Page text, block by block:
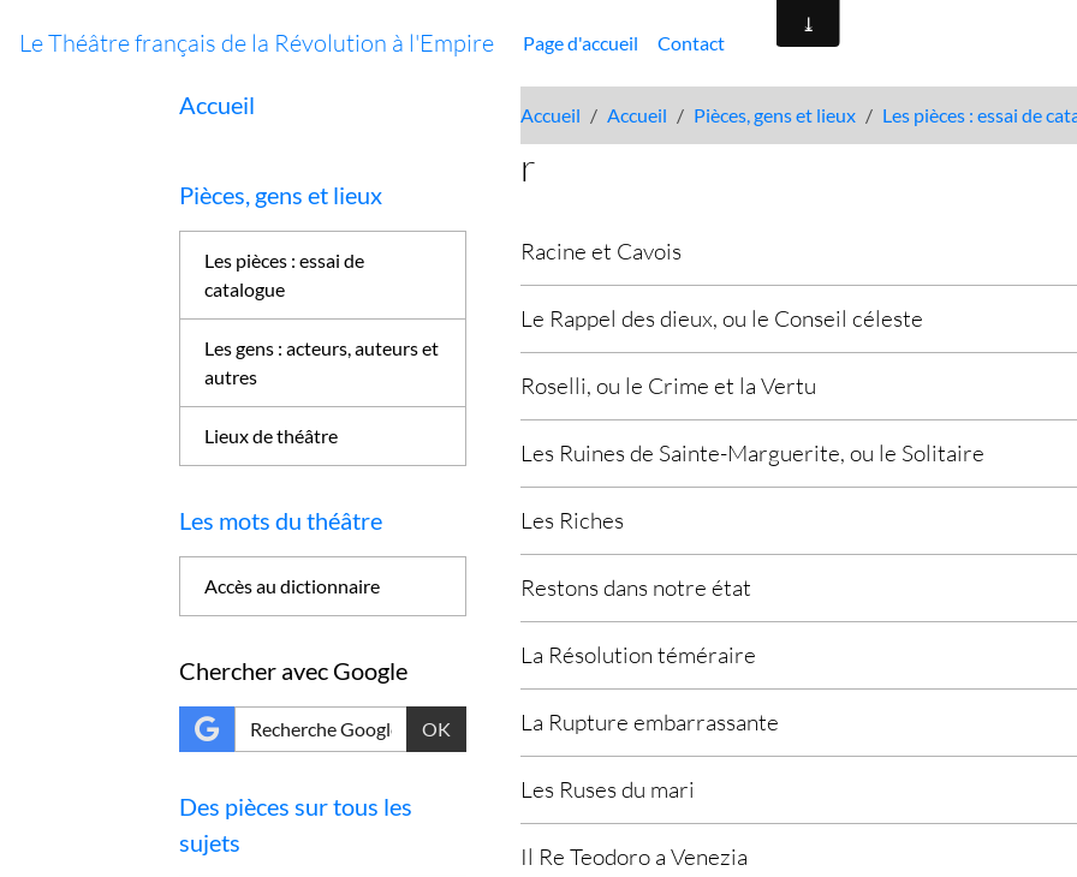
Le Théâtre français de la Révolution à l'Empire Page d'accueil Contact
Accueil Accueil Pièces, gens et lieux Les pièces : essai de
r
Racine et Cavois
Le Rappel des dieux, ou le Conseil céleste
Roselli, ou le Crime et la Vertu
Les Ruines de Sainte-Marguerite, ou le Solitaire
Les Riches
Restons dans notre état
La Résolution téméraire
La Rupture embarrassante
Les Ruses du mari
Il Re Teodoro a Venezia
Accueil
Pièces, gens et lieux
Les pièces : essai de
catalogue
Les gens : acteurs, auteurs et
autres
Lieux de théâtre
Les mots du théâtre
Accès au dictionnaire
Chercher avec Google
OK
Des pièces sur tous les
sujets